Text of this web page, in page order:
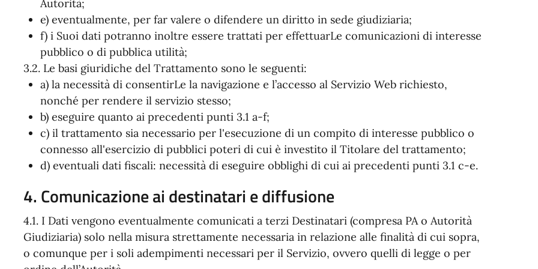
Autorità;
e) eventualmente, per far valere o difendere un diritto in sede giudiziaria;
f) i Suoi dati potranno inoltre essere trattati per effettuarLe comunicazioni di interesse
pubblico o di pubblica utilità;
3.2. Le basi giuridiche del Trattamento sono le seguenti:
a) la necessità di consentirLe la navigazione e l’accesso al Servizio Web richiesto,
nonché per rendere il servizio stesso;
b) eseguire quanto ai precedenti punti 3.1 a-f;
c) il trattamento sia necessario per l'esecuzione di un compito di interesse pubblico o
connesso all'esercizio di pubblici poteri di cui è investito il Titolare del trattamento;
d) eventuali dati fiscali: necessità di eseguire obblighi di cui ai precedenti punti 3.1 c-e.
4. Comunicazione ai destinatari e diffusione
4.1. I Dati vengono eventualmente comunicati a terzi Destinatari (compresa PA o Autorità
Giudiziaria) solo nella misura strettamente necessaria in relazione alle finalità di cui sopra,
o comunque per i soli adempimenti necessari per il Servizio, ovvero quelli di legge o per